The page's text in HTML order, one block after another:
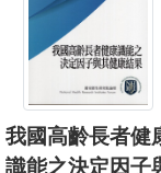
我國高齡長者健
識能之決定因子